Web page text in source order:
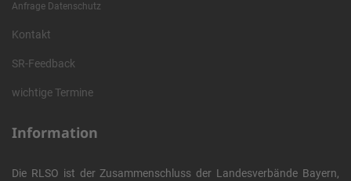
Anfrage Datenschutz
Kontakt
SR-Feedback
wichtige Termine
Information
Die RLSO ist der Zusammenschluss der Landesverbände Bayern,